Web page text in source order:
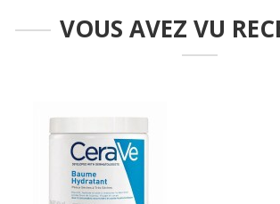
VOUS AVEZ VU